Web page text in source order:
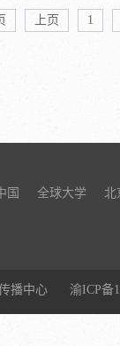
晚...
习）；3、每
递到全国各
动不止免费
参加共仁基
大，新冠肺
上页 1
国 全球大学 北
播中心 渝ICP备